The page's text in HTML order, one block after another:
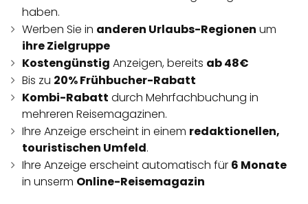
haben.
Werben Sie in anderen Urlaubs-Regionen um
ihre Zielgruppe
Kostengünstig Anzeigen, bereits ab 48€
Bis zu 20% Frühbucher-Rabatt
Kombi-Rabatt durch Mehrfachbuchung in
mehreren Reisemagazinen.
Ihre Anzeige erscheint in einem redaktionellen,
touristischen Umfeld.
Ihre Anzeige erscheint automatisch für 6 Monate
in unserm Online-Reisemagazin